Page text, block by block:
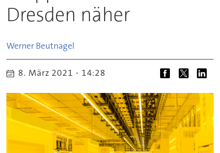
Dresden näher
Werner Beutnagel
8. März 2021 - 14:28